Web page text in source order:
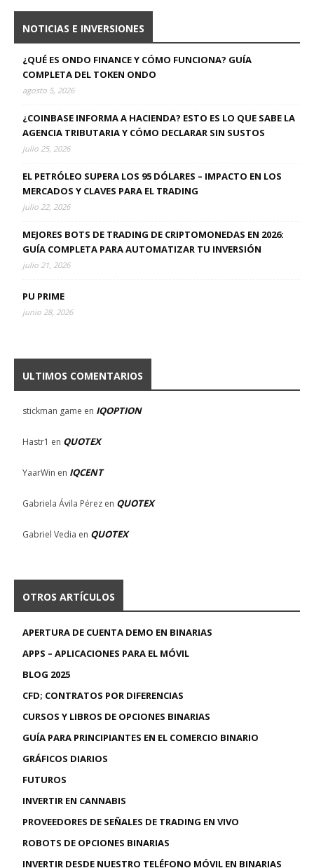
NOTICIAS E INVERSIONES
¿QUÉ ES ONDO FINANCE Y CÓMO FUNCIONA? GUÍA
COMPLETA DEL TOKEN ONDO
agosto 5, 2026
¿COINBASE INFORMA A HACIENDA? ESTO ES LO QUE SABE LA
AGENCIA TRIBUTARIA Y CÓMO DECLARAR SIN SUSTOS
julio 25, 2026
EL PETRÓLEO SUPERA LOS 95 DÓLARES – IMPACTO EN LOS
MERCADOS Y CLAVES PARA EL TRADING
julio 22, 2026
MEJORES BOTS DE TRADING DE CRIPTOMONEDAS EN 2026:
GUÍA COMPLETA PARA AUTOMATIZAR TU INVERSIÓN
julio 21, 2026
PU PRIME
junio 28, 2026
ULTIMOS COMENTARIOS
stickman game en IQOPTION
Hastr1 en QUOTEX
YaarWin en IQCENT
Gabriela Ávila Pérez en QUOTEX
Gabriel Vedia en QUOTEX
OTROS ARTÍCULOS
APERTURA DE CUENTA DEMO EN BINARIAS
APPS – APLICACIONES PARA EL MÓVIL
BLOG 2025
CFD; CONTRATOS POR DIFERENCIAS
CURSOS Y LIBROS DE OPCIONES BINARIAS
GUÍA PARA PRINCIPIANTES EN EL COMERCIO BINARIO
GRÁFICOS DIARIOS
FUTUROS
INVERTIR EN CANNABIS
PROVEEDORES DE SEÑALES DE TRADING EN VIVO
ROBOTS DE OPCIONES BINARIAS
INVERTIR DESDE NUESTRO TELÉFONO MÓVIL EN BINARIAS